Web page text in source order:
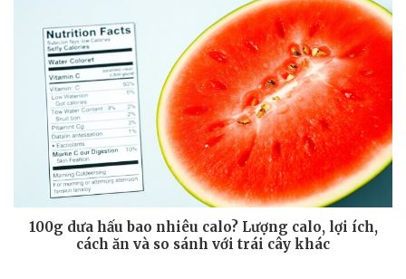
100g dưa hấu bao nhiêu calo? Lượng calo, lợi ích,
cách ăn và so sánh với trái cây khác